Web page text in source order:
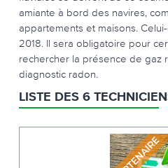
amiante à bord des navires,
appartements et maisons.
2018. Il sera obligatoire pour
rechercher la présence de gaz
diagnostic radon.
LISTE DES 6